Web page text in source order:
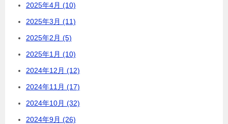
2025年4月 (10)
2025年3月 (11)
2025年2月 (5)
2025年1月 (10)
2024年12月 (12)
2024年11月 (17)
2024年10月 (32)
2024年9月 (26)